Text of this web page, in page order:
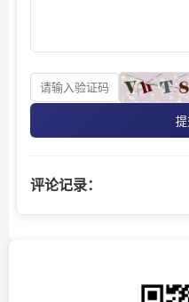
评论记录：